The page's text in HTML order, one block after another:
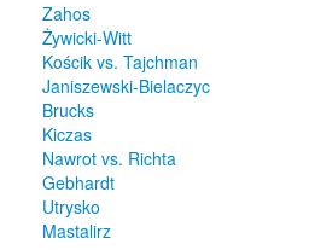
Zahos
Żywicki-Witt
Kościk vs. Tajchman
Janiszewski-Bielaczyc
Brucks
Kiczas
Nawrot vs. Richta
Gebhardt
Utrysko
Mastalirz